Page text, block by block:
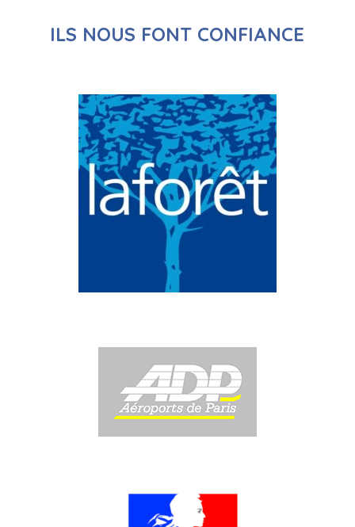
ILS NOUS FONT CONFIANCE